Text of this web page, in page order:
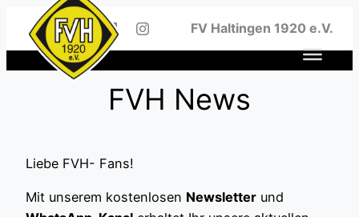
Inhalt
springen
FV Haltingen 1920 e.V.
FVH News
Liebe FVH- Fans!
Mit unserem kostenlosen Newsletter und